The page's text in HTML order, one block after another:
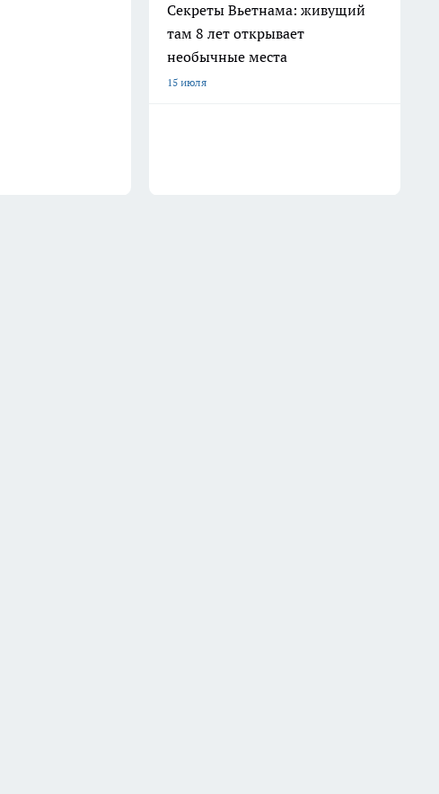
Секреты Вьетнама: живущий
там 8 лет открывает
необычные места
15 июля